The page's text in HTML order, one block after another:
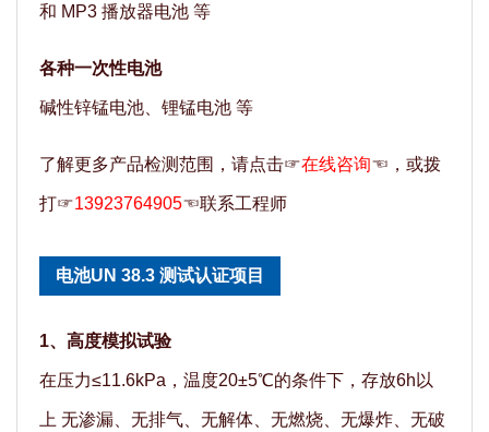
和 MP3 播放器电池 等
各种一次性电池
碱性锌锰电池、锂锰电池 等
了解更多产品检测范围，请点击☞在线咨询☜，或拨
打☞13923764905☜联系工程师
电池UN 38.3 测试认证项目
1、高度模拟试验
在压力≤11.6kPa，温度20±5℃的条件下，存放6h以
上 无渗漏、无排气、无解体、无燃烧、无爆炸、无破